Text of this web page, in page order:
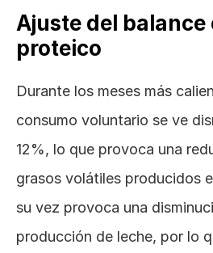
Ajuste del
proteico
Durante los meses más
consumo voluntario se ve
12%, lo que provoca una
grasos volátiles producidos
su vez provoca una
producción de leche, por lo